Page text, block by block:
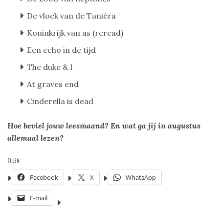
De vloek van de Taniéra
Koninkrijk van as (reread)
Een echo in de tijd
The duke & I
At graves end
Cinderella is dead
Hoe beviel jouw leesmaand? En wat ga jij in augustus
allemaal lezen?
Delen:
Facebook X WhatsApp
E-mail